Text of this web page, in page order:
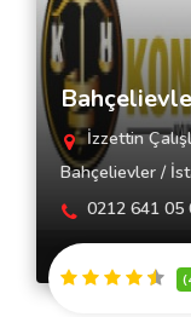
İzzettin
Bahçelievler /
0212 641 05